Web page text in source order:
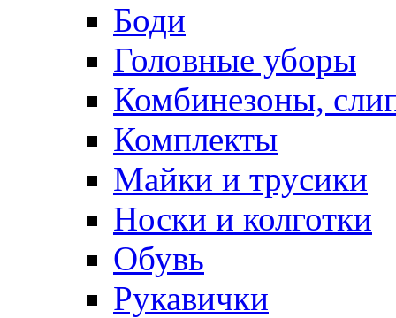
Боди
Головные уборы
Комбинезоны,
Комплекты
Майки и трусики
Носки и колготки
Обувь
Рукавички